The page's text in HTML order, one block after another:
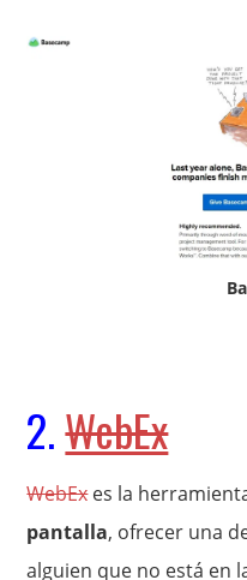
2.WebEx
WebExes la
pantalla, ofrecer una
alguien que no está en